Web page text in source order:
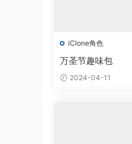
iClone角色
万圣节趣味包
2024-04-11